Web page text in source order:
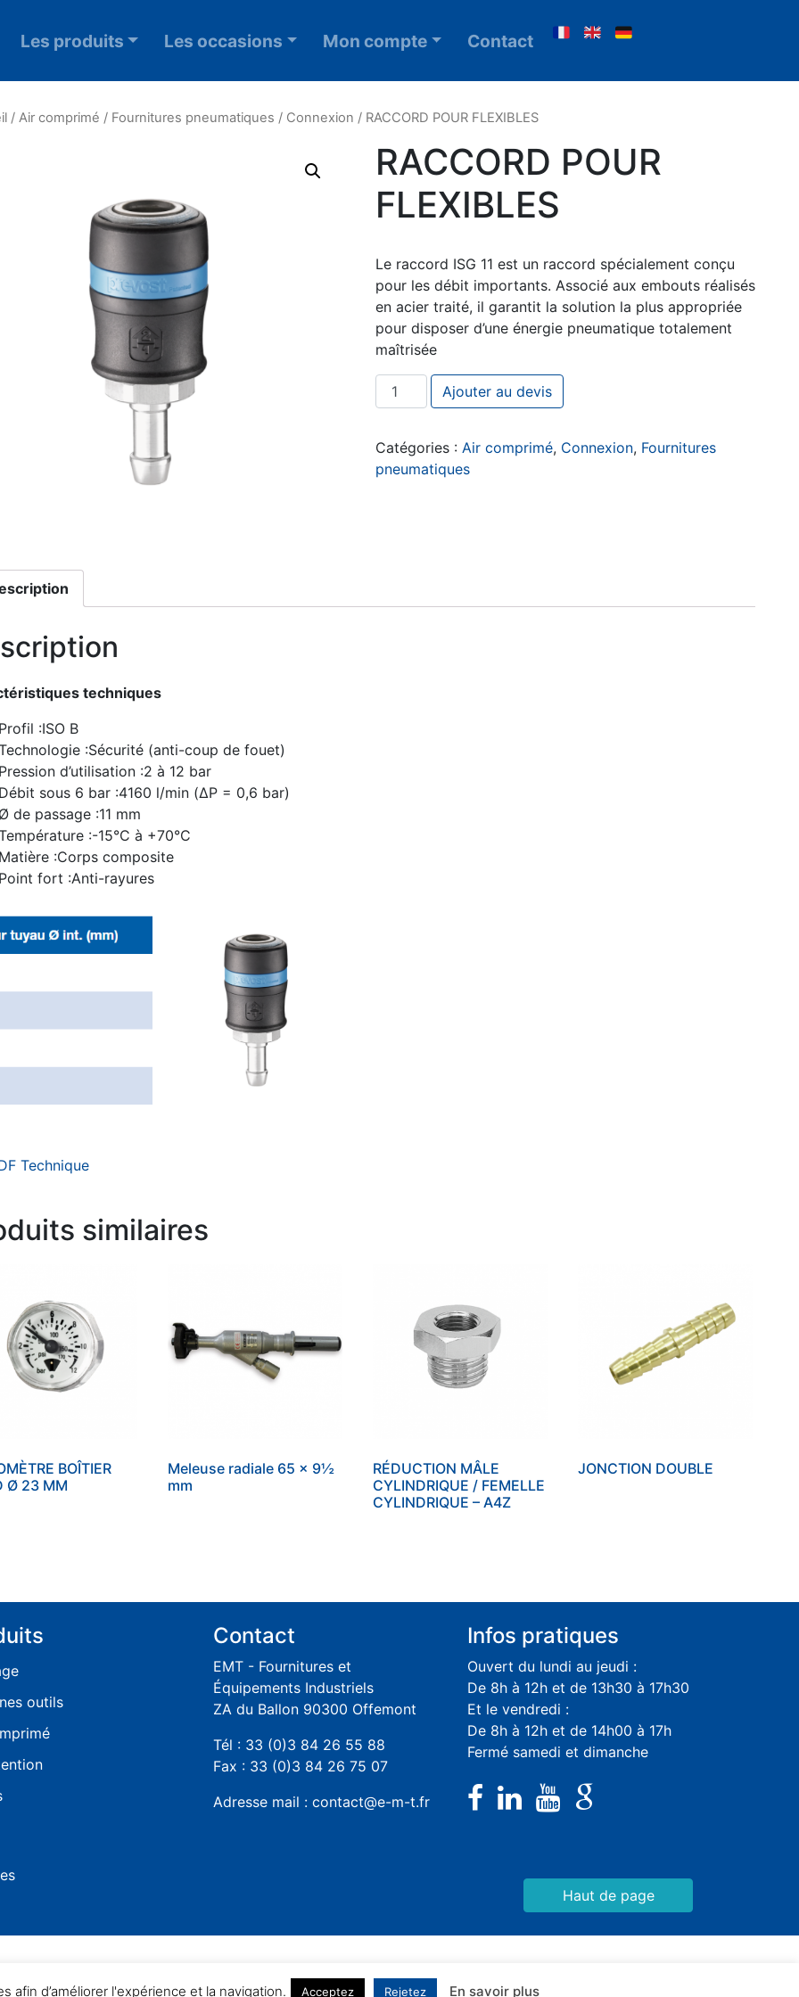
Les produits Les occasions Mon compte Contact
/Air comprimé / Fournitures pneumatiques / Connexion / RACCORD POUR FLEXIBLES
RACCORD POUR
FLEXIBLES
Le raccord ISG 11 est un raccord spécialement conçu
pour les débit importants. Associé aux embouts réalisés
en acier traité, il garantit la solution la plus appropriée
pour disposer d’une énergie pneumatique totalement
maîtrisée
quantité de RACCORD POUR FLEXIBLES
Ajouter au devis
Catégories : Air comprimé, Connexion, Fournitures
pneumatiques
techniques
Profil :ISO B
:Sécurité (anti-coup de fouet)
Pression d’utilisation :2 à 12 bar
Débit sous 6 bar :4160 l/min (ΔP = 0,6 bar)
Ø de passage :11 mm
:-15°C à +70°C
Matière :Corps composite
Point fort :Anti-rayures
Technique
similaires
BOÎTIER
Ø 23 MM
Meleuse radiale 65 x 9½
mm
RÉDUCTION MÂLE
CYLINDRIQUE / FEMELLE
CYLINDRIQUE – A4Z
JONCTION DOUBLE
outils
Contact
EMT - Fournitures et
Équipements Industriels
ZA du Ballon 90300 Offemont
Tél : 33 (0)3 84 26 55 88
Fax : 33 (0)3 84 26 75 07
Adresse mail : contact@e-m-t.fr
Infos pratiques
Ouvert du lundi au jeudi :
De 8h à 12h et de 13h30 à 17h30
Et le vendredi :
De 8h à 12h et de 14h00 à 17h
Fermé samedi et dimanche
Haut de page
afin d’améliorer l'expérience et la navigation. Acceptez Rejetez En savoir plus